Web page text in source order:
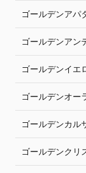
ゴールデンアパ
ゴールデンアン
ゴールデンイエ
ゴールデンオー
ゴールデンカル
ゴールデンクリ